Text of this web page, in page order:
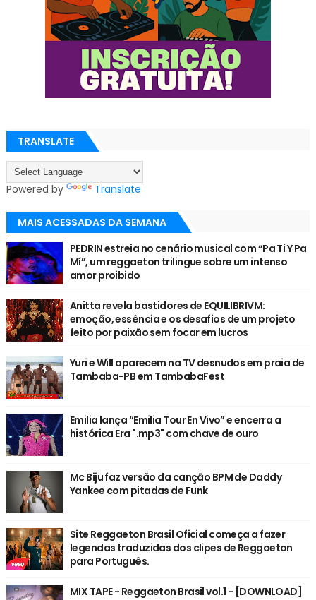
TRANSLATE
Powered by Translate
MAIS ACESSADAS DA SEMANA
PEDRIN estreia no cenário musical com “Pa Ti Y Pa
Mí”, um reggaeton trilingue sobre um intenso
amor proibido
Anitta revela bastidores de EQUILIBRIVM:
emoção, essência e os desafios de um projeto
feito por paixão sem focar em lucros
Yuri e Will aparecem na TV desnudos em praia de
Tambaba-PB em TambabaFest
Emilia lança “Emilia Tour En Vivo” e encerra a
histórica Era ".mp3" com chave de ouro
Mc Biju faz versão da canção BPM de Daddy
Yankee com pitadas de Funk
Site Reggaeton Brasil Oficial começa a fazer
legendas traduzidas dos clipes de Reggaeton
para Português.
MIX TAPE - Reggaeton Brasil vol.1 - [DOWNLOAD]